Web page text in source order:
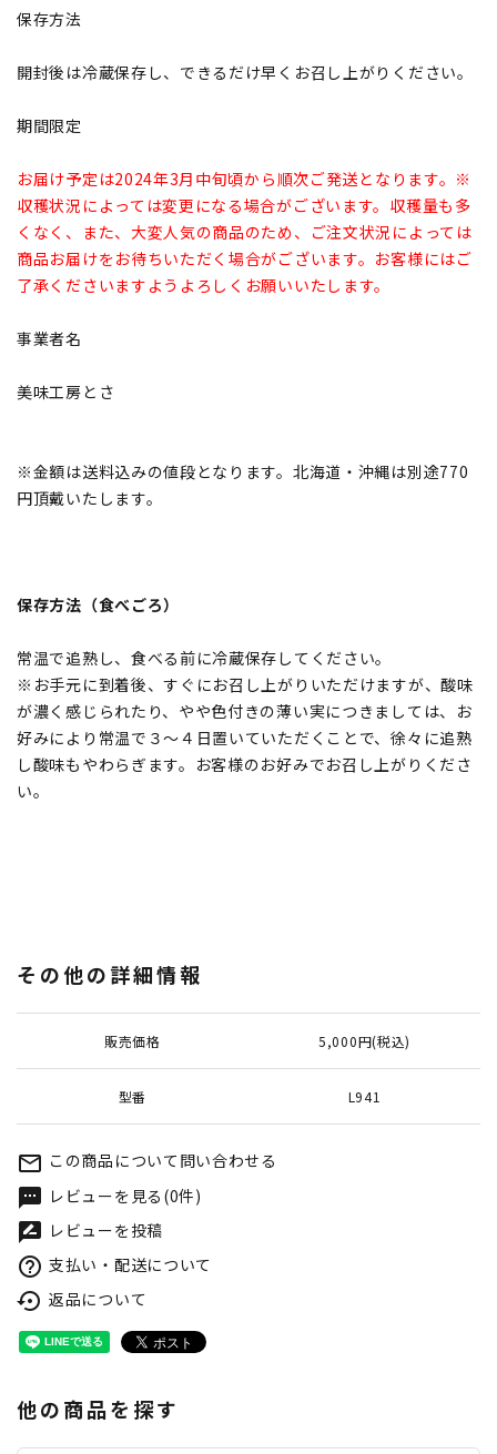
保存方法
開封後は冷蔵保存し、できるだけ早くお召し上がりください。
期間限定
お届け予定は2024年3月中旬頃から順次ご発送となります。※
収穫状況によっては変更になる場合がございます。収穫量も多
くなく、また、大変人気の商品のため、ご注文状況によっては
商品お届けをお待ちいただく場合がございます。お客様にはご
了承くださいますようよろしくお願いいたします。
事業者名
美味工房とさ
※金額は送料込みの値段となります。北海道・沖縄は別途770
円頂戴いたします。
保存方法（食べごろ）
常温で追熟し、食べる前に冷蔵保存してください。
※お手元に到着後、すぐにお召し上がりいただけますが、酸味
が濃く感じられたり、やや色付きの薄い実につきましては、お
好みにより常温で３〜４日置いていただくことで、徐々に追熟
し酸味もやわらぎます。お客様のお好みでお召し上がりくださ
い。
その他の詳細情報
販売価格 5,000円(税込)
型番 L941
mail_outline この商品について問い合わせる
textsms レビューを見る(0件)
rate_review レビューを投稿
help_outline 支払い・配送について
settings_backup_restore 返品について
他の商品を探す